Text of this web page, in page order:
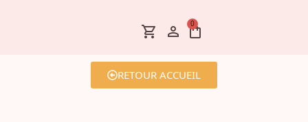
0
RETOUR ACCUEIL